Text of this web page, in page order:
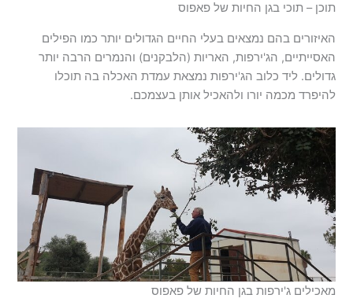
תוכן – תוכי בגן החיות של פאפוס
האיזורים בהם נמצאים בעלי החיים הגדולים יותר כמו הפילים
האסייתיים, הג'ירפות, האריות (הלבקנים) והנמרים הרבה יותר
גדולים. ליד כלוב הג'ירפות נמצאת עמדת האכלה בה תוכלו
להיפרד מכמה יורו ולהאכיל אותן בעצמכם.
מאכילים ג'ירפות בגן החיות של פאפוס